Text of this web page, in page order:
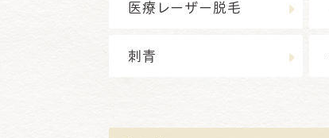
医療レーザー脱毛
刺青